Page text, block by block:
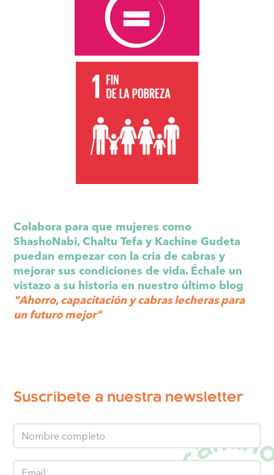
Colabora para que mujeres como
ShashoNabi, Chaltu Tefa y Kachine Gudeta
puedan empezar con la cria de cabras y
mejorar sus condiciones de vida. Échale un
vistazo a su historia en nuestro último blog
"Ahorro, capacitación y cabras lecheras para
un futuro mejor"
Suscríbete a nuestra newsletter